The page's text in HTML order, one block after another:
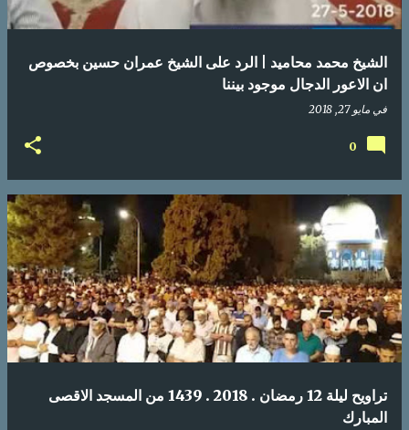
الشيخ محمد محاميد | الرد على الشيخ عمران حسين بخصوص
ان الاعور الدجال موجود بيننا
في مايو 27, 2018
0
تراويح ليلة 12 رمضان . 2018 . 1439 من المسجد الاقصى
المبارك